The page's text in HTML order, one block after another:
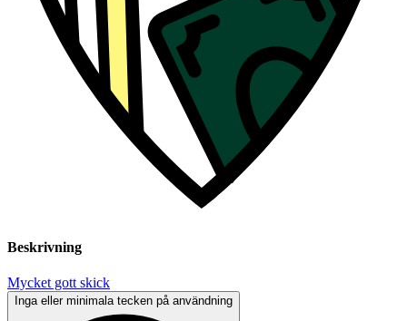
Beskrivning
Mycket gott skick
Inga eller minimala tecken på användning